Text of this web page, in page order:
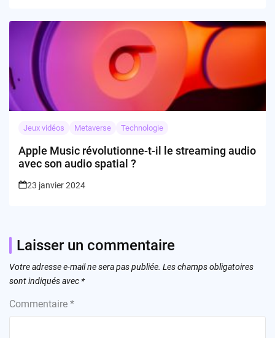
Jeux vidéos Metaverse Technologie
Apple Music révolutionne-t-il le streaming audio
avec son audio spatial ?
23 janvier 2024
Laisser un commentaire
Votre adresse e-mail ne sera pas publiée. Les champs obligatoires
sont indiqués avec *
Commentaire *